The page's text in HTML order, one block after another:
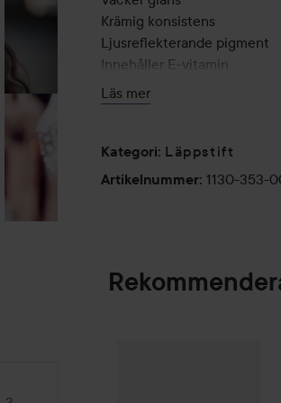
Krämig konsistens
Ljusreflekterande pigment
Innehåller E-vitamin
4 g
Läs mer
Kategori: Läppstift
Artikelnummer: 1130-353-